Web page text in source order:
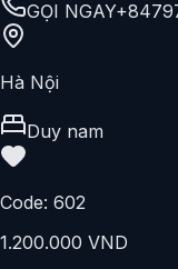
GỌI NGAY
Hà Nội
Duy nam
Code: 602
1.200.000 VND